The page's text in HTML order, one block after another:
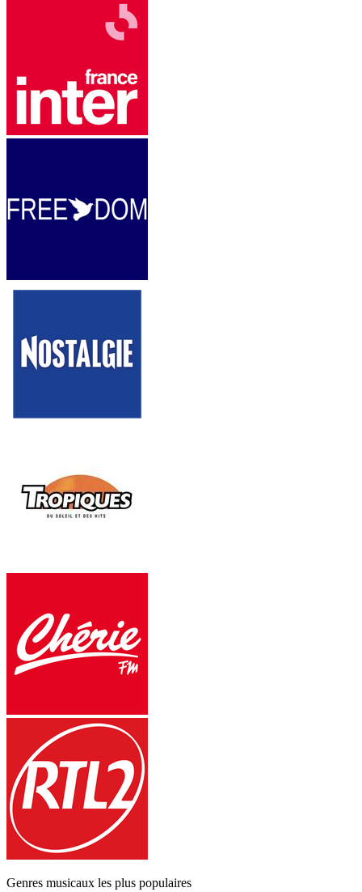
Genres musicaux les plus populaires